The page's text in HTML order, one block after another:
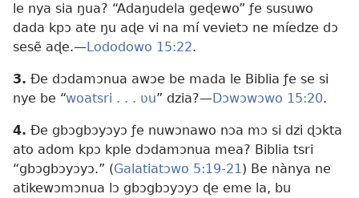
le nya sia ŋua? “Adaŋudela geɖewo” ƒe susuwo
dada kpɔ ate ŋu aɖe vi na mí vevietɔ ne míedze dɔ
sesẽ aɖe.—Lododowo 15:22.
3. Ðe dɔdamɔnua awɔe be mada le Biblia ƒe se si
nye be “woatsri . . . ʋu” dzia?—Dɔwɔwɔwo 15:20.
4. Ðe gbɔgbɔyɔyɔ ƒe nuwɔnawo nɔa mɔ si dzi ɖɔkta
ato adom kpɔ kple dɔdamɔnua mea? Biblia tsri
“gbɔgbɔyɔyɔ.” (Galatiatɔwo 5:19-21) Be nànya ne
atikewɔmɔnua lɔ gbɔgbɔyɔyɔ ɖe eme la, bu